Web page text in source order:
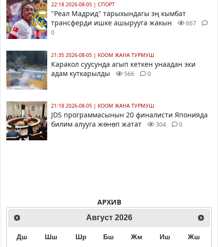
22:18 2026-08-05 | СПОРТ
"Реал Мадрид" тарыхындагы эң кымбат
трансферди ишке ашырууга жакын
667
0
21:35 2026-08-05 | КООМ ЖАНА ТУРМУШ
Каракол суусунда агып кеткен унаадан эки
адам куткарылды
566 0
21:18 2026-08-05 | КООМ ЖАНА ТУРМУШ
JDS программасынын 20 финалисти Японияда
билим алууга жөнөп жатат
304 0
АРХИВ
Август 2026
Дш Шш Шр Бш Жм Иш Жш